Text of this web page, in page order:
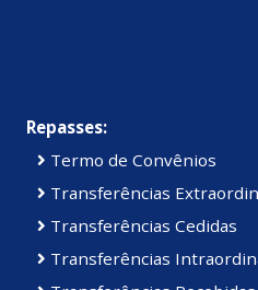
Repasses:
Termo de Convênios
Transferências
Transferências Cedidas
Transferências